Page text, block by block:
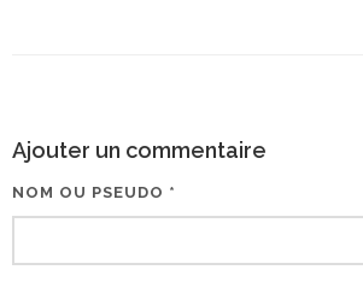
Ajouter un commentaire
NOM OU PSEUDO *